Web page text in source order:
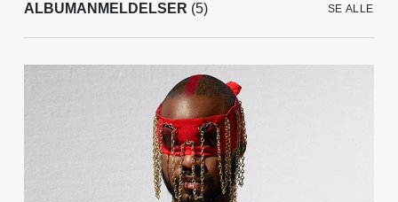
ALBUMANMELDELSER (5) SE ALLE